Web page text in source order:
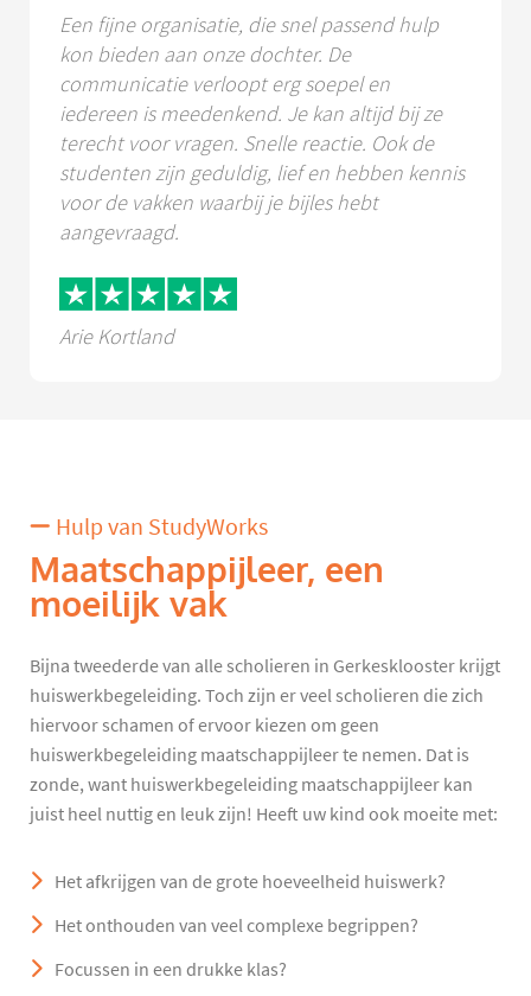
Een fijne organisatie, die snel passend hulp
kon bieden aan onze dochter. De
communicatie verloopt erg soepel en
iedereen is meedenkend. Je kan altijd bij ze
terecht voor vragen. Snelle reactie. Ook de
studenten zijn geduldig, lief en hebben kennis
voor de vakken waarbij je bijles hebt
aangevraagd.
Arie Kortland
Hulp van StudyWorks
Maatschappijleer, een
moeilijk vak
Bijna tweederde van alle scholieren in Gerkesklooster krijgt
huiswerkbegeleiding. Toch zijn er veel scholieren die zich
hiervoor schamen of ervoor kiezen om geen
huiswerkbegeleiding maatschappijleer te nemen. Dat is
zonde, want huiswerkbegeleiding maatschappijleer kan
juist heel nuttig en leuk zijn! Heeft uw kind ook moeite met:
Het afkrijgen van de grote hoeveelheid huiswerk?
Het onthouden van veel complexe begrippen?
Focussen in een drukke klas?